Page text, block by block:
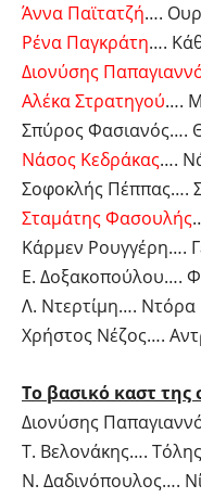
Άννα Παϊτατζή….
Ρένα Παγκράτη….
Διονύσης
Αλέκα Στρατηγού….
Σπύρος Φασιανός….
Νάσος Κεδράκας….
Σοφοκλής Πέππας….
Σταμάτης Φασουλής
Κάρμεν Ρουγγέρη….
Ε. Δοξακοπούλου….
Λ. Ντερτίμη…. Ντόρα
Χρήστος Νέζος….
Το βασικό καστ της
Διονύσης
Τ. Βελονάκης…. Τόλης
Ν. Δαδινόπουλος….